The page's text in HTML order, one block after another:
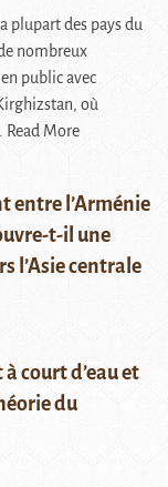
plupart des pays du
nombreux
public avec
où
Read More
entre l’Arménie
t-il une
l’Asie centrale
à court d’eau et
du